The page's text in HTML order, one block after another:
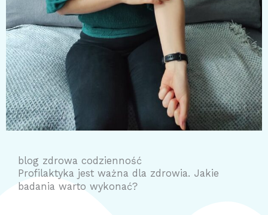
blog zdrowa codzienność
Profilaktyka jest ważna dla zdrowia. Jakie
badania warto wykonać?